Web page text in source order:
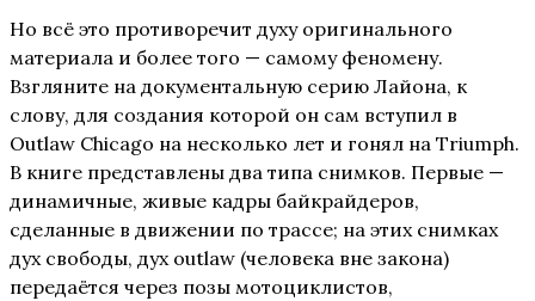
Но всё это противоречит духу оригинального
материала и более того — самому феномену.
Взгляните на документальную серию Лайона, к
слову, для создания которой он сам вступил в
Outlaw Chicago на несколько лет и гонял на Triumph.
В книге представлены два типа снимков. Первые —
динамичные, живые кадры байкрайдеров,
сделанные в движении по трассе; на этих снимках
дух свободы, дух outlaw (человека вне закона)
передаётся через позы мотоциклистов,